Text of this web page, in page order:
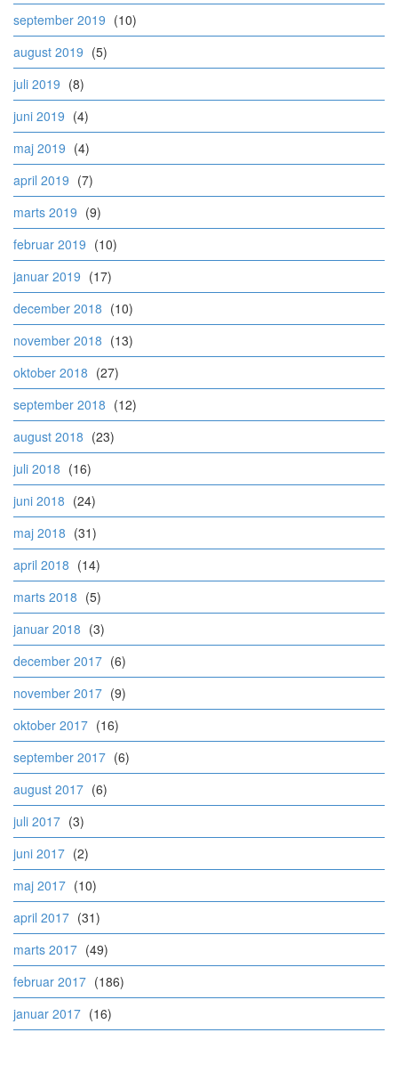
september 2019 (10)
august 2019 (5)
juli 2019 (8)
juni 2019 (4)
maj 2019 (4)
april 2019 (7)
marts 2019 (9)
februar 2019 (10)
januar 2019 (17)
december 2018 (10)
november 2018 (13)
oktober 2018 (27)
september 2018 (12)
august 2018 (23)
juli 2018 (16)
juni 2018 (24)
maj 2018 (31)
april 2018 (14)
marts 2018 (5)
januar 2018 (3)
december 2017 (6)
november 2017 (9)
oktober 2017 (16)
september 2017 (6)
august 2017 (6)
juli 2017 (3)
juni 2017 (2)
maj 2017 (10)
april 2017 (31)
marts 2017 (49)
februar 2017 (186)
januar 2017 (16)